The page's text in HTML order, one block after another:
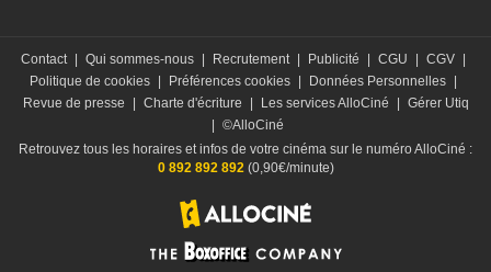
Contact Qui sommes-nous Recrutement Publicité CGU CGV
Politique de cookies
Préférences cookies Données Personnelles
Revue de presse
Charte d'écriture Les services AlloCiné
Gérer Utiq
©AlloCiné
Retrouvez tous les horaires et infos de votre cinéma sur le numéro AlloCiné :
0 892 892 892(0,90€/minute)